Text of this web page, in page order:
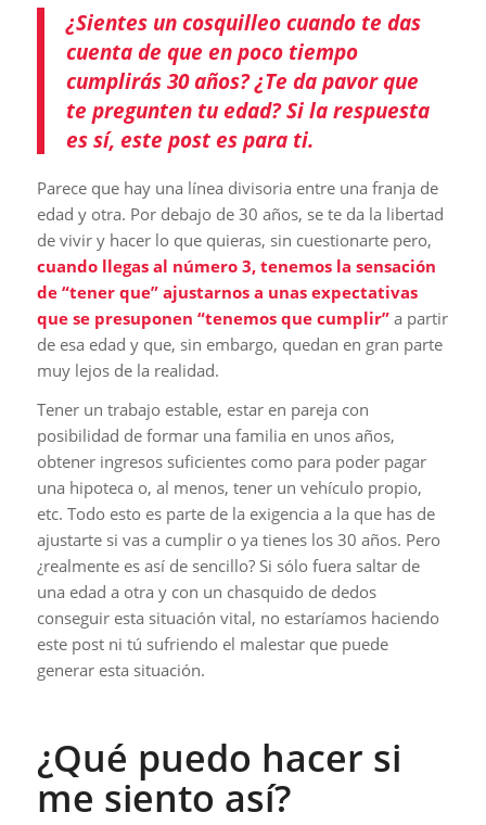
¿Sientes un cosquilleo cuando te das
cuenta de que en poco tiempo
cumplirás 30 años? ¿Te da pavor que
te pregunten tu edad? Si la respuesta
es sí, este post es para ti.
Parece que hay una línea divisoria entre una franja de
edad y otra. Por debajo de 30 años, se te da la libertad
de vivir y hacer lo que quieras, sin cuestionarte pero,
cuando llegas al número 3, tenemos la sensación
de “tener que” ajustarnos a unas expectativas
que se presuponen “tenemos que cumplir”a partir
de esa edad y que, sin embargo, quedan en gran parte
muy lejos de la realidad.
Tener un trabajo estable, estar en pareja con
posibilidad de formar una familia en unos años,
obtener ingresos suficientes como para poder pagar
una hipoteca o, al menos, tener un vehículo propio,
etc. Todo esto es parte de la exigencia a la que has de
ajustarte si vas a cumplir o ya tienes los 30 años. Pero
¿realmente es así de sencillo? Si sólo fuera saltar de
una edad a otra y con un chasquido de dedos
conseguir esta situación vital, no estaríamos haciendo
este post ni tú sufriendo el malestar que puede
generar esta situación.
¿Qué puedo hacer si
me siento así?